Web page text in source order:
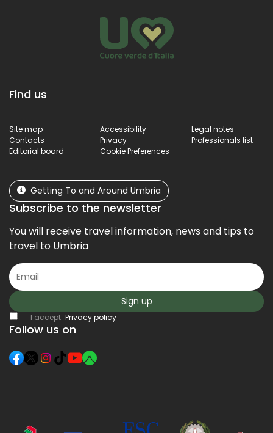
Find us
Site map Accessibility
Legal notes
Contacts
Privacy
Professionals list
Editorial board
Cookie Preferences
Getting To and Around Umbria
Subscribe to the newsletter
You will receive travel information, news and tips to
travel to Umbria
Sign up
I accept Privacy policy
Follow us on